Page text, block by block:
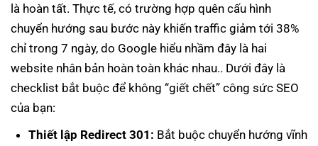
Chính
sách
bảo
hiểm
Hoàn toàn không có.
Cam kết đền bù tài
chính lớn nếu xảy ra rò
rỉ do lỗi thuật toán.
Hỗ trợ
kỹ
thuật
Tự cài đặt qua cộng
Được nhà cung cấp cài
là hoàn tất. Thực tế, có trường hợp quên cấu hình
chuyển hướng sau bước này khiến traffic giảm tới 38%
chỉ trong 7 ngày, do Google hiểu nhầm đây là hai
website nhân bản hoàn toàn khác nhau.. Dưới đây là
checklist bắt buộc để không “giết chết” công sức SEO
của bạn:
Thiết lập Redirect 301: Bắt buộc chuyển hướng vĩnh